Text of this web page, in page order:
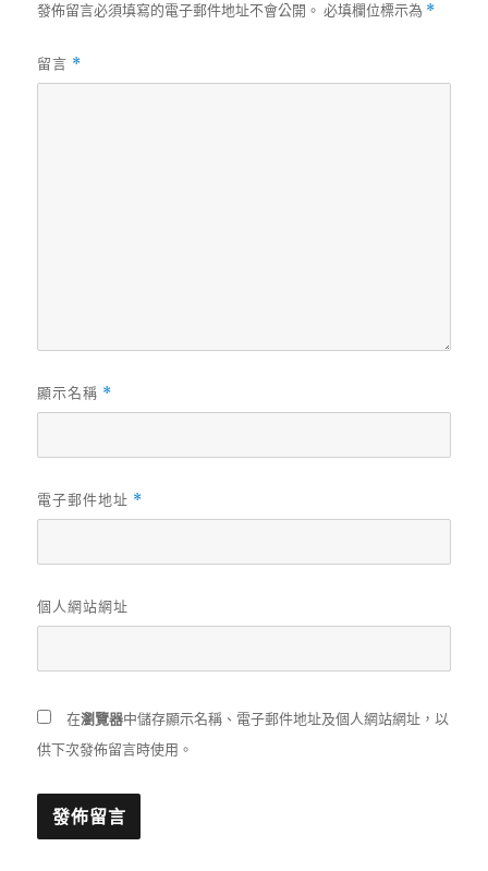
發佈留言必須填寫的電子郵件地址不會公開。 必填欄位標示為 *
留言 *
顯示名稱 *
電子郵件地址 *
個人網站網址
在瀏覽器中儲存顯示名稱、電子郵件地址及個人網站網址，以
供下次發佈留言時使用。